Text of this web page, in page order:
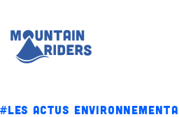
#Les actus